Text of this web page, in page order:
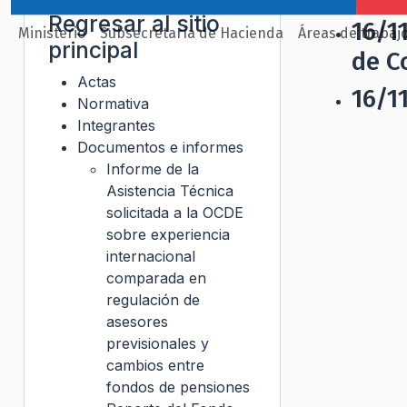
Ministerio Subsecretaría de Hacienda Áreas de16/
de
16/
Regresar al sitio
principal
Actas
Normativa
Integrantes
Documentos e informes
Informe de la
Asistencia Técnica
solicitada a la OCDE
sobre experiencia
internacional
comparada en
regulación de
asesores
previsionales y
cambios entre
fondos de pensiones